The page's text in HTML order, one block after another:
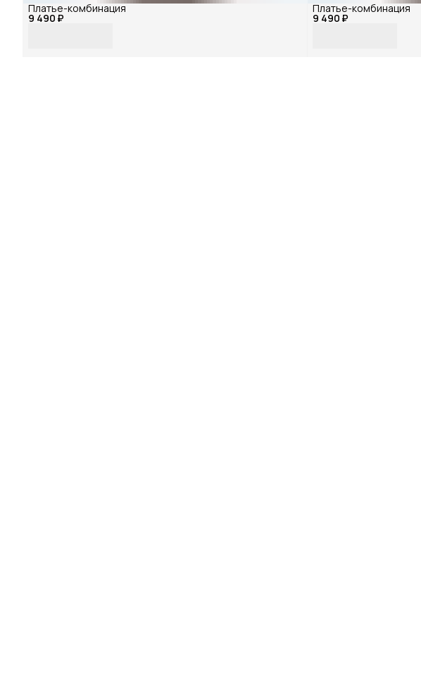
9 490 ₽
Платье-комбинация
9 490 ₽
Платье-комбинация